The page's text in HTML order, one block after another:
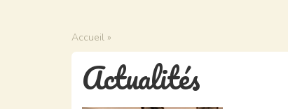
Accueil »
Actualités